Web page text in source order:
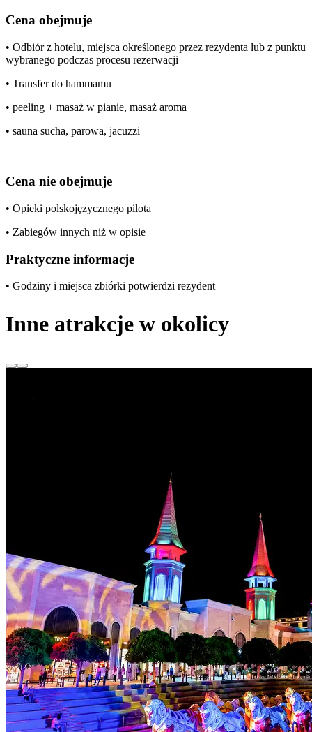
Cena obejmuje
• Odbiór z hotelu, miejsca określonego przez rezydenta lub z punktu
wybranego podczas procesu rezerwacji
• Transfer do hammamu
• peeling + masaż w pianie, masaż aroma
• sauna sucha, parowa, jacuzzi
Cena nie obejmuje
• Opieki polskojęzycznego pilota
• Zabiegów innych niż w opisie
Praktyczne informacje
• Godziny i miejsca zbiórki potwierdzi rezydent
Inne atrakcje w okolicy